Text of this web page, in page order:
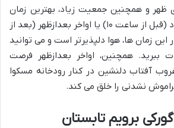
ظهر و همچنین جمعیت زیاد، بهترین زمان
بازدید از پارک، صبح زود (قبل از ساعت ۱۰) یا اواخر بعدازظهر (بعد از
در این زمان ها، هوا دلپذیرتر است و می توانید
ببرید. همچنین، اواخر بعدازظهر فرصت
آفتاب دلنشین در کنار رودخانه مسکوا
نشدنی را خلق می کند.
برویم تابستان